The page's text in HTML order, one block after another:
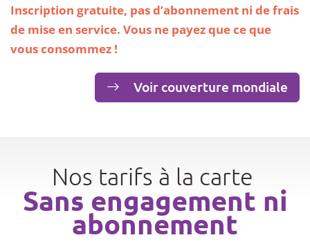
Inscription gratuite, pas d’abonnement ni de frais
de mise en service. Vous ne payez que ce que
vous consommez !
Voir couverture mondiale
Nos tarifs à la carte
Sans engagement ni
abonnement